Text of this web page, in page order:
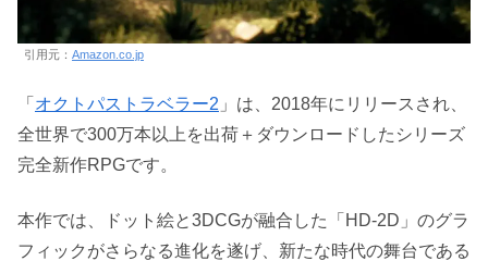
引用元： Amazon.co.jp
「 オクトパストラベラー2 」は、2018年にリリースされ、
全世界で300万本以上を出荷＋ダウンロードしたシリーズ
完全新作RPGです。
本作では、ドット絵と3DCGが融合した「HD-2D」のグラ
フィックがさらなる進化を遂げ、新たな時代の舞台である